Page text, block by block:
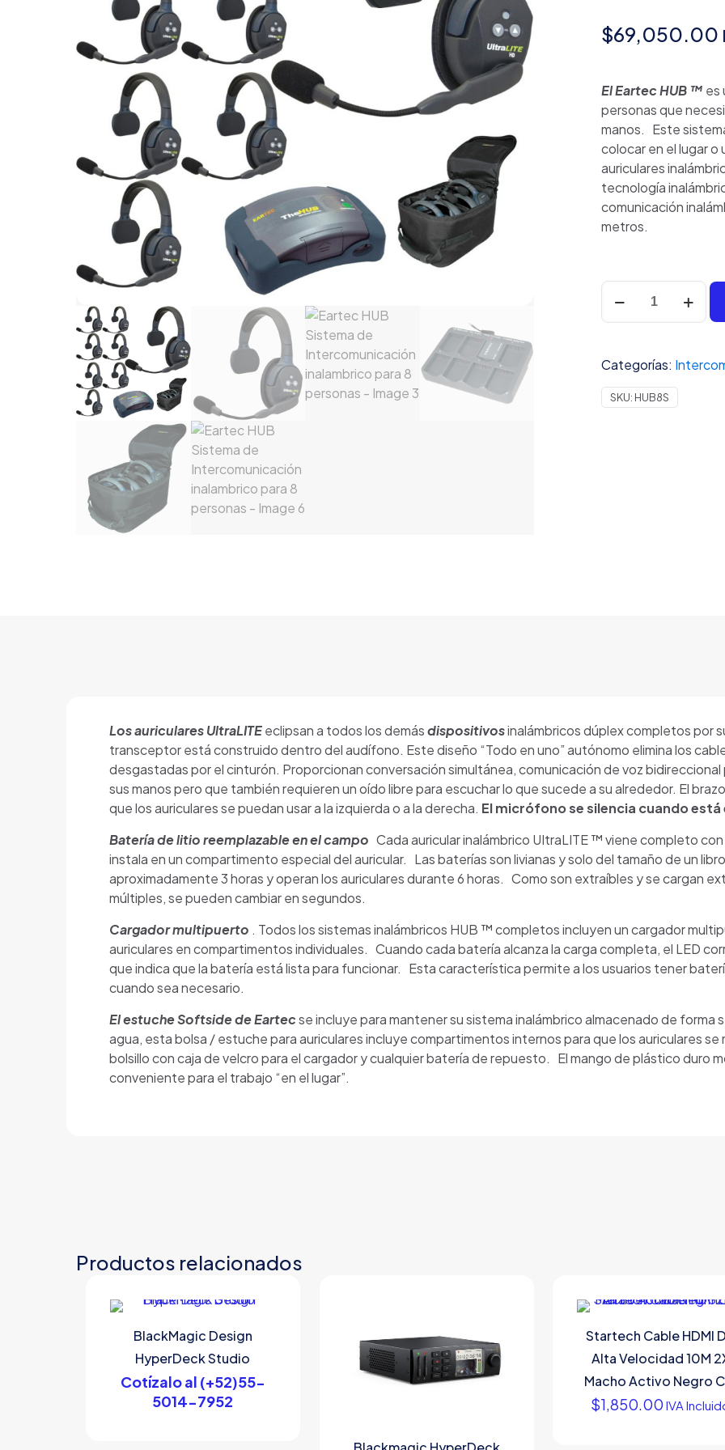
$69,050.00
El Eartec HUB ™ es
personas que
manos. Este
colocar en el lugar o
auriculares
tecnología
comunicación
metros.
Eartec
HUB
Sistema
Intercomunicación
inalambrico
para
Categorías:
SKU: HUB8S
Los auriculares UltraLITEeclipsan a todos los demásdispositivosinalámbricos dúplex completos por
transceptor está construido dentro del audífono. Este diseño “Todo en uno” autónomo elimina los
desgastadas por el cinturón. Proporcionan conversación simultánea, comunicación de voz
sus manos pero que también requieren un oído libre para escuchar lo que sucede a su alrededor. El
que los auriculares se puedan usar a la izquierda o a la derecha. El micrófono se silencia cuando
Batería de litio reemplazable en el campo Cada auricular inalámbrico UItraLITE ™ viene completo
instala en un compartimento especial del auricular. Las baterías son livianas y solo del tamaño de un
aproximadamente 3 horas y operan los auriculares durante 6 horas. Como son extraíbles y se cargan
múltiples, se pueden cambiar en segundos.
Cargador multipuerto . Todos los sistemas inalámbricos HUB ™ completos incluyen un cargador
auriculares en compartimentos individuales. Cuando cada batería alcanza la carga completa, el LED
que indica que la batería está lista para funcionar. Esta característica permite a los usuarios tener
cuando sea necesario.
El estuche Softside de Eartecse incluye para mantener su sistema inalámbrico almacenado de forma
agua, esta bolsa / estuche para auriculares incluye compartimentos internos para que los auriculares
bolsillo con caja de velcro para el cargador y cualquier batería de repuesto. El mango de plástico duro
conveniente para el trabajo “en el lugar”.
Productos relacionados
BlackMagic Design
HyperDeck Studio
Cotízalo al (+52)55-
5014-7952
Startech Cable HDMI
Alta Velocidad 10M
Macho Activo Negro
$1,850.00 IVA